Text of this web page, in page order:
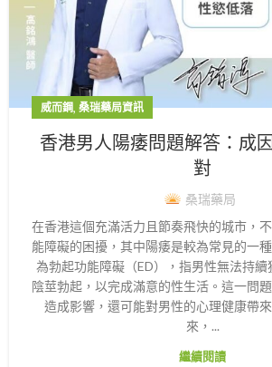
威而鋼, 桑瑞藥局資訊
香港男人陽痿問題解答：成
對
桑瑞藥局
在香港這個充滿活力且節奏飛快的城市，
能障礙的困擾，其中陽痿是較為常見的一
為勃起功能障礙（ED），指男性無法持續
陰莖勃起，以完成滿意的性生活。這一問
造成影響，還可能對男性的心理健康帶
來，...
繼續閱讀